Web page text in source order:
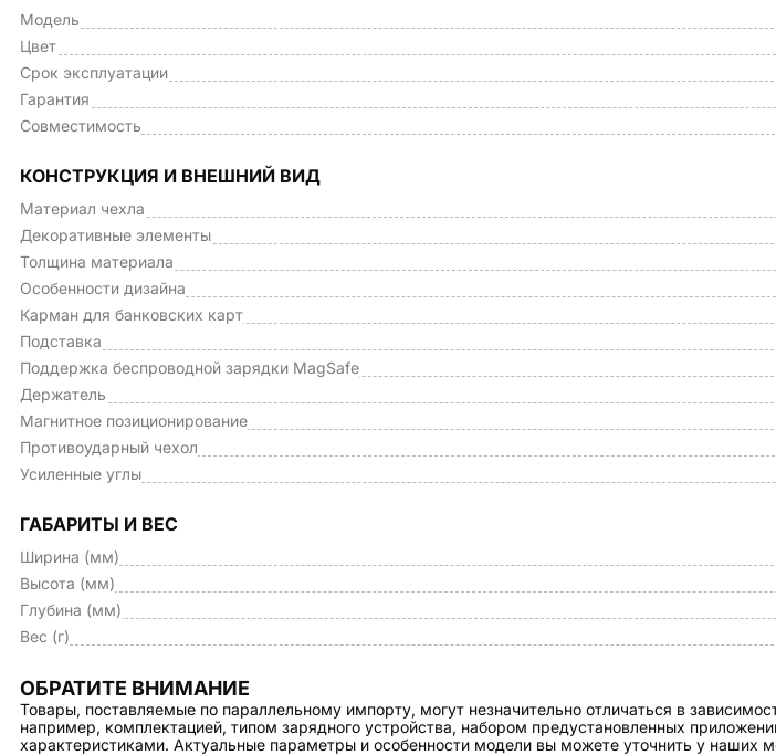
Модель
Цвет
Срок эксплуатации
Гарантия
Совместимость
КОНСТРУКЦИЯ И ВНЕШНИЙ ВИД
Материал чехла
Декоративные элементы
Толщина материала
Особенности дизайна
Карман для банковских карт
Подставка
Поддержка беспроводной зарядки MagSafe
Держатель
Магнитное позиционирование
Противоударный чехол
Усиленные углы
ГАБАРИТЫ И ВЕС
Ширина (мм)
Высота (мм)
Глубина (мм)
Вес (г)
ОБРАТИТЕ ВНИМАНИЕ
Товары, поставляемые по параллельному импорту, могут незначительно отличаться в
например, комплектацией, типом зарядного устройства, набором предустановленных
характеристиками. Актуальные параметры и особенности модели вы можете уточнить у наших